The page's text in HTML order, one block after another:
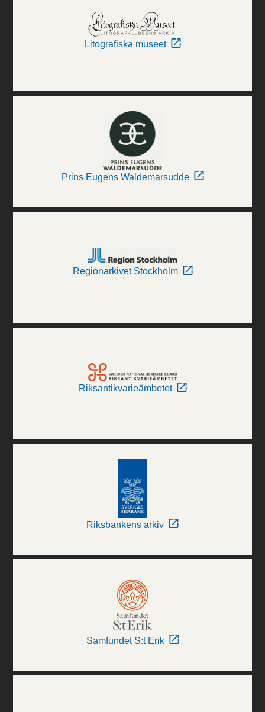
Litografiska museet
Prins Eugens Waldemarsudde
Regionarkivet Stockholm
Riksantikvarieämbetet
Riksbankens arkiv
Samfundet S:t Erik